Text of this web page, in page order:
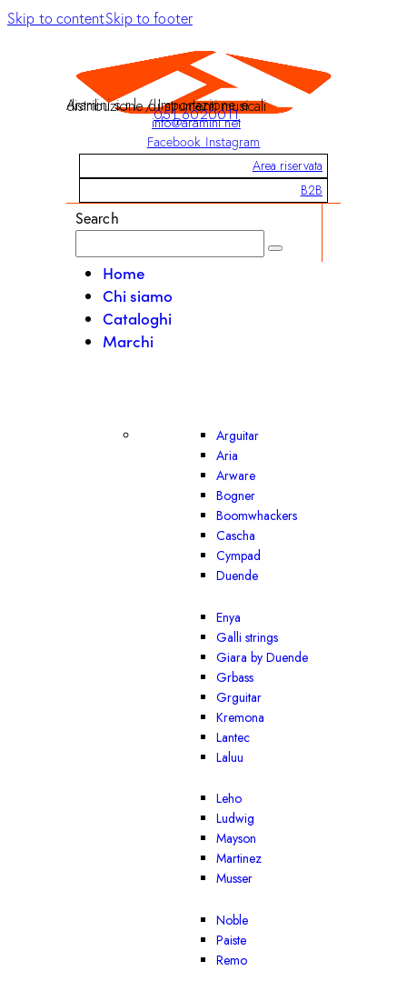
Skip to contentSkip to footer
Aramini s.r.l. / Importazione e distribuzione di strumenti musicali
051 6020011
info@aramini.net
Facebook Instagram
Area riservata
B2B
Search
Home
Chi siamo
Cataloghi
Marchi
Arguitar
Aria
Arware
Bogner
Boomwhackers
Cascha
Cympad
Duende
Enya
Galli strings
Giara by Duende
Grbass
Grguitar
Kremona
Lantec
Laluu
Leho
Ludwig
Mayson
Martinez
Musser
Noble
Paiste
Remo